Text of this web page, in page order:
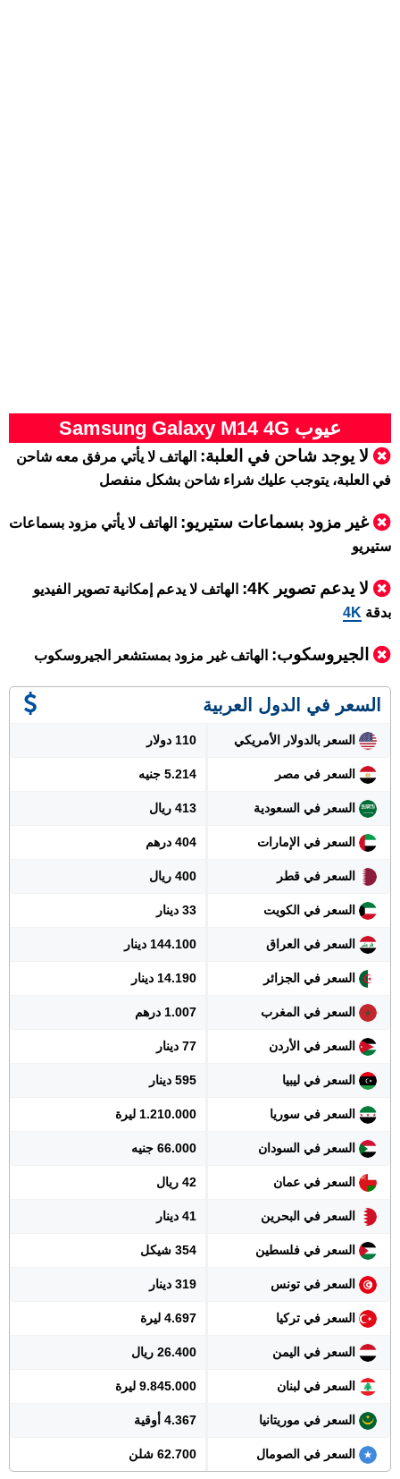
عيوب Samsung Galaxy M14 4G
لا يوجد شاحن في العلبة: الهاتف لا يأتي مرفق معه شاحن
في العلبة، يتوجب عليك شراء شاحن بشكل منفصل
غير مزود بسماعات ستيريو: الهاتف لا يأتي مزود بسماعات
ستيريو
لا يدعم تصوير 4K:
الهاتف لا يدعم إمكانية تصوير الفيديو
بدقة 4K
الجيروسكوب: الهاتف غير مزود بمستشعر الجيروسكوب
السعر في الدول العربية
السعر بالدولار الأمريكي 110 دولار
السعر في مصر 5.214 جنيه
السعر في السعودية 413 ريال
السعر في الإمارات 404 درهم
السعر في قطر 400 ريال
السعر في الكويت 33 دينار
السعر في العراق 144.100 دينار
السعر في الجزائر 14.190 دينار
السعر في المغرب 1.007 درهم
السعر في الأردن 77 دينار
السعر في ليبيا 595 دينار
السعر في سوريا 1.210.000 ليرة
السعر في السودان 66.000 جنيه
السعر في عمان 42 ريال
السعر في البحرين 41 دينار
السعر في فلسطين 354 شيكل
السعر في تونس 319 دينار
السعر في تركيا 4.697 ليرة
السعر في اليمن 26.400 ريال
السعر في لبنان 9.845.000 ليرة
السعر في موريتانيا 4.367 أوقية
السعر في الصومال 62.700 شلن